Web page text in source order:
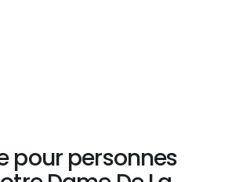
pour personnes